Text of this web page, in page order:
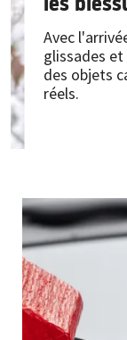
Avec
glissades et
des objets
réels.